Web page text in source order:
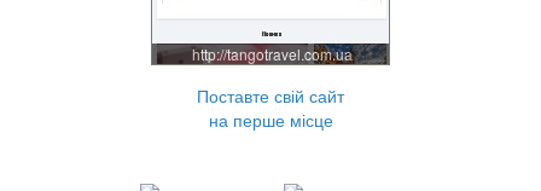
http://tangotravel.com.ua
Поставте свій сайт
на перше місце